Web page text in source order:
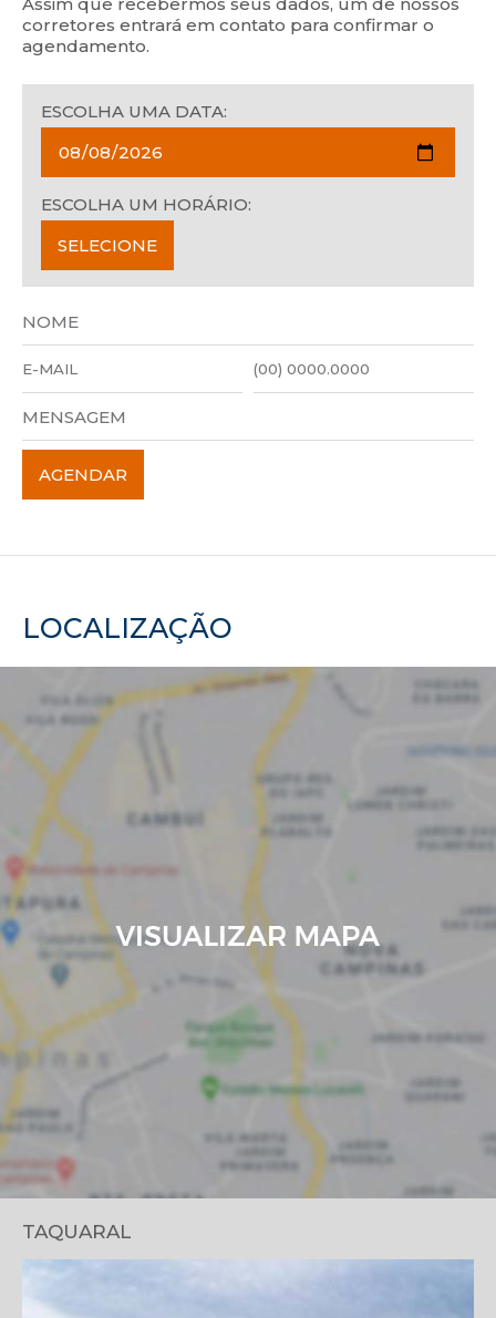
corretores entrará em contato para confirmar o
agendamento.
ESCOLHA UMA DATA:
ESCOLHA UM HORÁRIO:
LOCALIZAÇÃO
TAQUARAL